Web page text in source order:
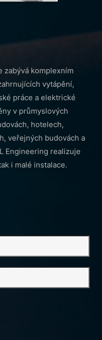
zabývá komplexním
vytápění,
práce a elektrické
v průmyslových
hotelech,
veřejných budovách a
Engineering realizuje
i malé instalace.